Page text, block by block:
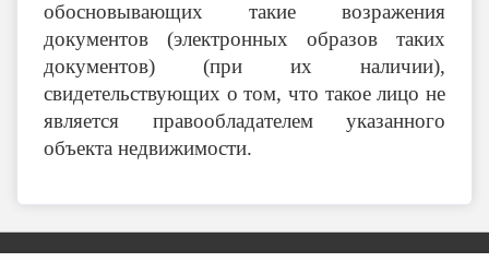
обосновывающих такие возражения
документов (электронных образов таких
документов) (при их наличии),
свидетельствующих о том, что такое лицо не
является правообладателем указанного
объекта недвижимости.